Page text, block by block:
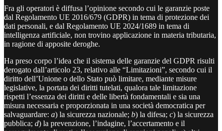
Fra gli operatori è diffusa l’opinione secondo cui le garanzie poste
dal Regolamento UE 2016/679 (GDPR) in tema di protezione dei
dati personali, e dal Regolamento UE 2024/1689 in tema di
intelligenza artificiale, non trovino applicazione in materia tributaria,
in ragione di apposite deroghe.
Ha preso corpo l’idea che il sistema delle garanzie del GDPR risulti
derogato dall’articolo 23, relativo alle “Limitazioni”, secondo cui il
diritto dell’Unione o dello Stato può limitare, mediante misure
legislative, la portata dei diritti tutelati, qualora tale limitazione
rispetti l’essenza dei diritti e delle libertà fondamentali e sia una
misura necessaria e proporzionata in una società democratica per
salvaguardare: a) la sicurezza nazionale; b) la difesa; c) la sicurezza
pubblica; d) la prevenzione, l’indagine, l’accertamento e il